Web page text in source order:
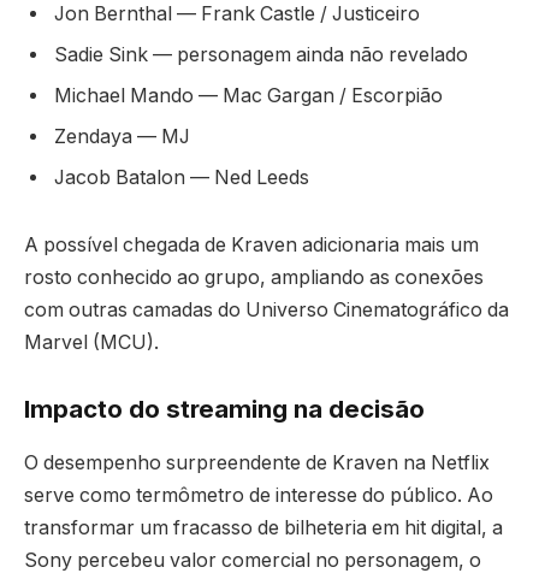
Jon Bernthal — Frank Castle / Justiceiro
Sadie Sink — personagem ainda não revelado
Michael Mando — Mac Gargan / Escorpião
Zendaya — MJ
Jacob Batalon — Ned Leeds
A possível chegada de Kraven adicionaria mais um
rosto conhecido ao grupo, ampliando as conexões
com outras camadas do Universo Cinematográfico da
Marvel (MCU).
Impacto do streaming na decisão
O desempenho surpreendente de Kraven na Netflix
serve como termômetro de interesse do público. Ao
transformar um fracasso de bilheteria em hit digital, a
Sony percebeu valor comercial no personagem, o